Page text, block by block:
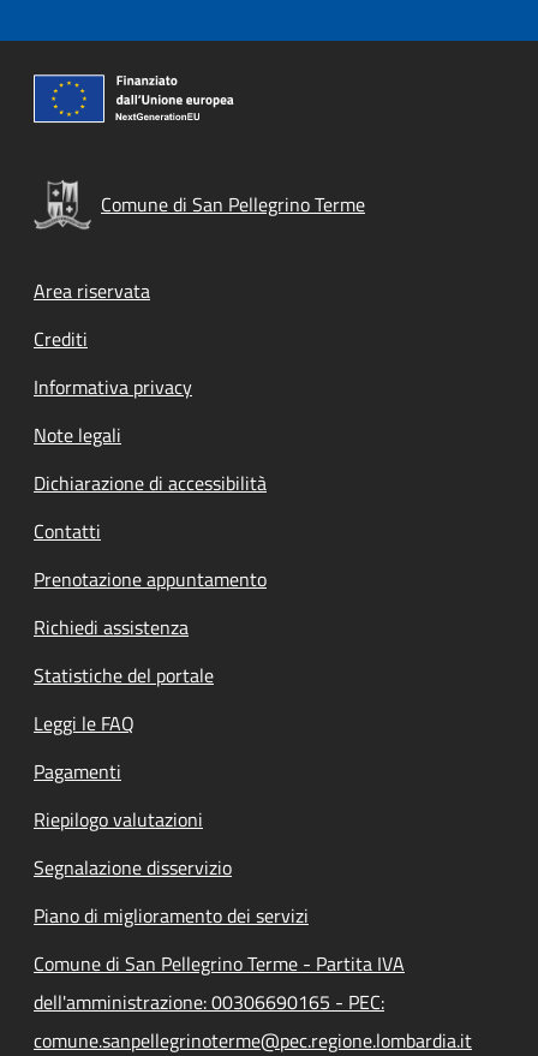
Comune di San Pellegrino Terme
Footer menu
Area riservata
Crediti
Informativa privacy
Note legali
Dichiarazione di accessibilità
Contatti
Prenotazione appuntamento
Richiedi assistenza
Statistiche del portale
Leggi le FAQ
Pagamenti
Riepilogo valutazioni
Segnalazione disservizio
Piano di miglioramento dei servizi
Comune di San Pellegrino Terme - Partita IVA
dell'amministrazione: 00306690165 - PEC:
comune.sanpellegrinoterme@pec.regione.lombardia.it